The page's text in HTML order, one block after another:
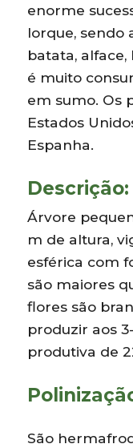
enorme
Iorque, sendo
batata,
é muito
em sumo. Os
Estados
Espanha.
Descrição:
Árvore
m de altura,
esférica com
são maiores
flores são
produzir aos
produtiva de
São